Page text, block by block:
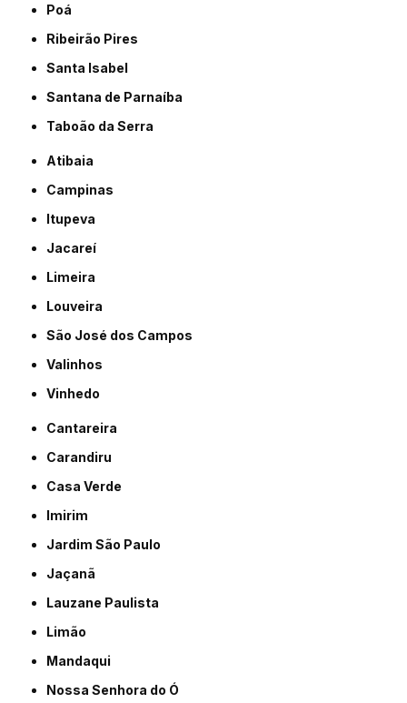
Poá
Ribeirão Pires
Santa Isabel
Santana de Parnaíba
Taboão da Serra
Atibaia
Campinas
Itupeva
Jacareí
Limeira
Louveira
São José dos Campos
Valinhos
Vinhedo
Cantareira
Carandiru
Casa Verde
Imirim
Jardim São Paulo
Jaçanã
Lauzane Paulista
Limão
Mandaqui
Nossa Senhora do Ó